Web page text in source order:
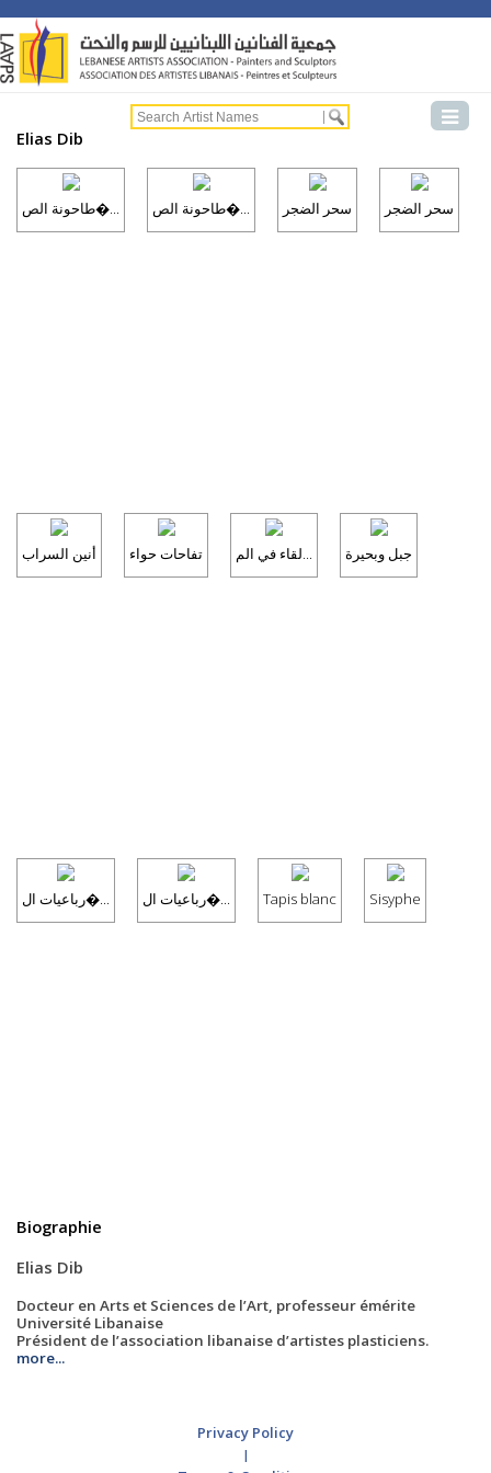
Elias Dib
طاحونة الص�... طاحونة الص�... سحر الضجر سحر الضجر
أنين السراب تفاحات حواء لقاء في الم... جبل وبحيرة
رباعيات ال�... رباعيات ال�... Tapis blanc Sisyphe
Biographie
Elias Dib
Docteur en Arts et Sciences de l’Art, professeur émérite
Université Libanaise
Président de l’association libanaise d’artistes plasticiens.
more...
Privacy Policy
|